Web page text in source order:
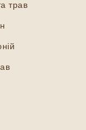
трав